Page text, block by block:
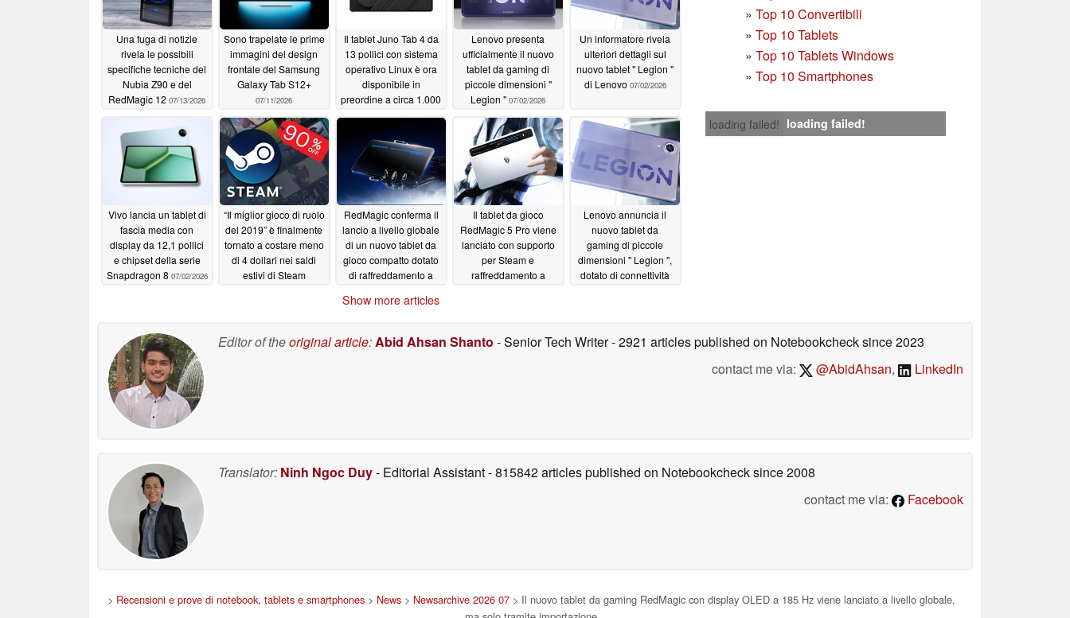
» Top 10 Convertibili
» Top 10 Tablets
» Top 10 Tablets Windows
» Top 10 Smartphones
loading failed! loading failed!
Una fuga di notizie
rivela le possibili
specifiche tecniche del
Nubia Z90 e del
RedMagic 12 07/13/2026
Sono trapelate le prime
immagini del design
frontale del Samsung
Galaxy Tab S12+
07/11/2026
Il tablet Juno Tab 4 da
13 pollici con sistema
operativo Linux è ora
disponibile in
preordine a circa 1.000
07/04/2026
Lenovo presenta
ufficialmente il nuovo
tablet da gaming di
piccole dimensioni "
Legion " 07/02/2026
Un informatore rivela
ulteriori dettagli sul
nuovo tablet " Legion "
di Lenovo 07/02/2026
Vivo lancia un tablet di
fascia media con
display da 12,1 pollici
e chipset della serie
Snapdragon 8 07/02/2026
“Il miglior gioco di ruolo
del 2019” è finalmente
tornato a costare meno
di 4 dollari nei saldi
estivi di Steam
RedMagic conferma il
lancio a livello globale
di un nuovo tablet da
gioco compatto dotato
di raffreddamento a
a 185 Hz06/30/2026
Il tablet da gioco
RedMagic 5 Pro viene
lanciato con supporto
per Steam e
raffreddamento a
Lenovo annuncia il
nuovo tablet da
gaming di piccole
dimensioni " Legion ",
dotato di connettività
Show more articles
Editor of theoriginal article:Abid Ahsan Shanto - Senior Tech Writer- 2921 articles published on Notebookchecksince 2023
contact me via:
@AbidAhsan, LinkedIn
Translator: Ninh Ngoc Duy- Editorial Assistant- 815842 articles published on Notebookchecksince 2008
contact me via:
Facebook
> Recensioni e prove di notebook, tablets e smartphones> News> Newsarchive 2026 07> Il nuovo tablet da gaming RedMagic con display OLED a 185 Hz viene lanciato a livello globale,